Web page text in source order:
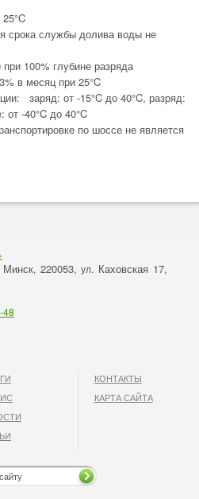
срока службы долива воды не
100% глубине разряда
в месяц при 25°C
заряд: от -15°C до 40°C, разряд:
от -40°C до 40°C
по шоссе не является
Минск, 220053, ул. Каховская 17,
48
КОНТАКТЫ
КАРТА САЙТА